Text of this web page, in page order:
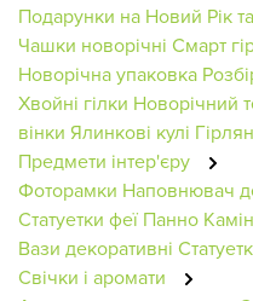
Подарунки на Новий Рік
Чашки новорічні Смарт
Новорічна упаковка
Хвойні гілки Новорічний
вінки Ялинкові кулі
Предмети інтер'єру
Фоторамки Наповнювач
Статуетки феї Панно
Вази декоративні
Свічки і аромати